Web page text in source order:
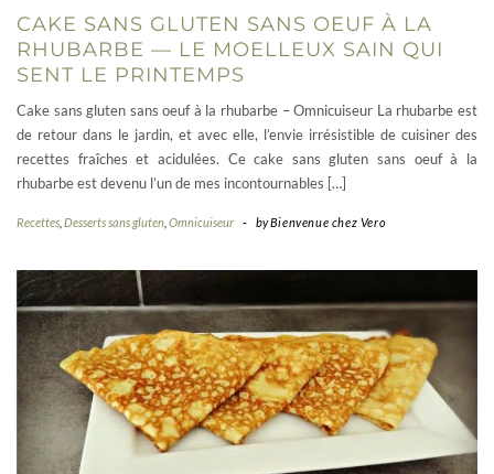
CAKE SANS GLUTEN SANS OEUF À LA
RHUBARBE — LE MOELLEUX SAIN QUI
SENT LE PRINTEMPS
Cake sans gluten sans oeuf à la rhubarbe – Omnicuiseur La rhubarbe est
de retour dans le jardin, et avec elle, l’envie irrésistible de cuisiner des
recettes fraîches et acidulées. Ce cake sans gluten sans oeuf à la
rhubarbe est devenu l’un de mes incontournables […]
Recettes Desserts sans gluten Omnicuiseur - byBienvenue chez Vero